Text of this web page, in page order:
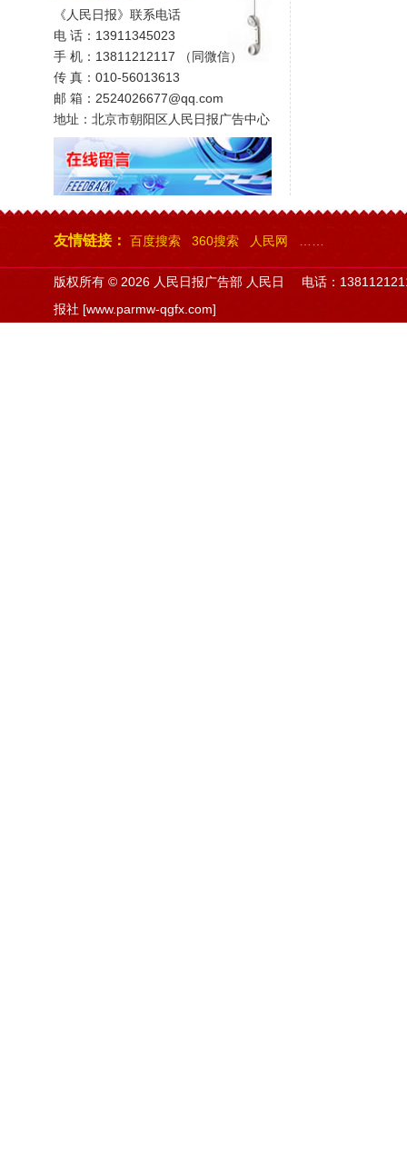
《人民日报》联系电话
电 话：13911345023
手 机：13811212117 （同微信）
传 真：010-56013613
邮 箱：2524026677@qq.com
地址：北京市朝阳区人民日报广告中心
友情链接： 百度搜索 360搜索 人民网
版权所有 © 2026 人民日报广告部 人民日
报社 [www.parmw-qgfx.com]
电话：